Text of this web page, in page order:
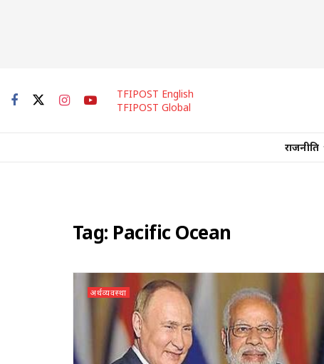
TFIPOST English
TFIPOST Global
राजनीति
Tag: Pacific Ocean
अर्थव्यवस्था